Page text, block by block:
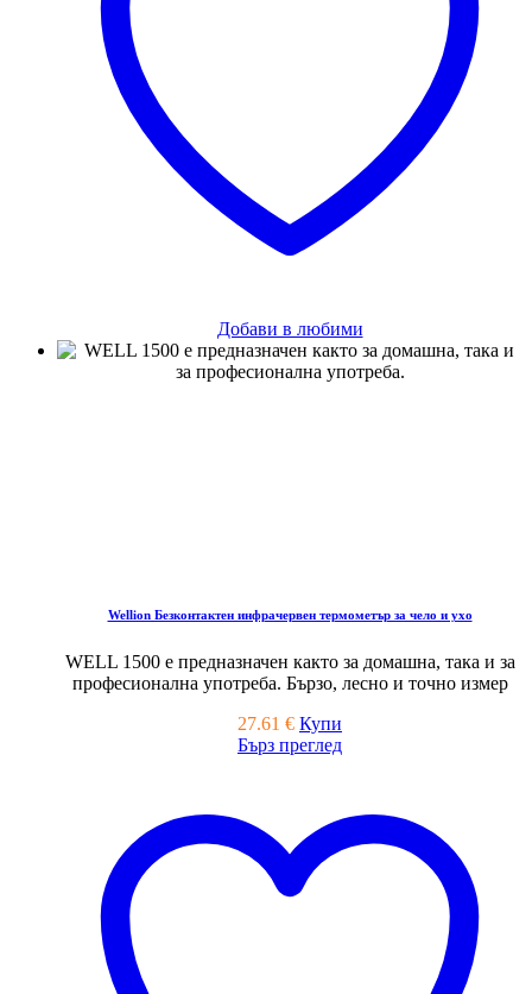
Добави в любими
Wellion Безконтактен инфрачервен термометър за чело и ухо
WELL 1500 е предназначен както за домашна, така и за
професионална употреба. Бързо, лесно и точно измер
27.61 € Купи
Бърз преглед